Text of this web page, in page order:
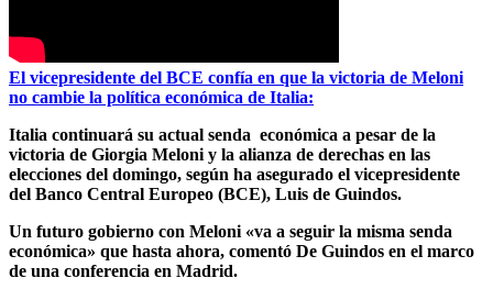
MADRID
El vicepresidente del BCE confía en que la victoria de Meloni
no cambie la política económica de Italia:
Italia continuará su actual senda económica a pesar de la
victoria de Giorgia Meloni y la alianza de derechas en las
elecciones del domingo, según ha asegurado el vicepresidente
del Banco Central Europeo (BCE), Luis de Guindos.
Un futuro gobierno con Meloni «va a seguir la misma senda
económica» que hasta ahora, comentó De Guindos en el marco
de una conferencia en Madrid.